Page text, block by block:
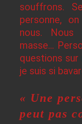
souffrons.
personne,
nous. Nous
masse…
questions sur
je suis si
« Une
peut pas